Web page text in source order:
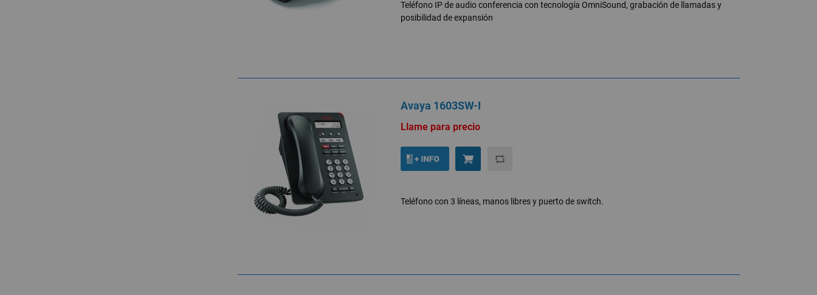
Teléfono IP de audio conferencia con tecnología OmniSound, grabación de llamadas y
posibilidad de expansión
Avaya 1603SW-I
Llame para precio
Teléfono con 3 líneas, manos libres y puerto de switch.